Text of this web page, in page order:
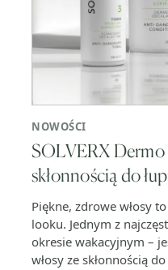
NOWOŚCI
SOLVERX Dermo
skłonnością do
Piękne, zdrowe włosy
looku. Jednym z
okresie wakacyjnym –
włosy ze skłonnością do